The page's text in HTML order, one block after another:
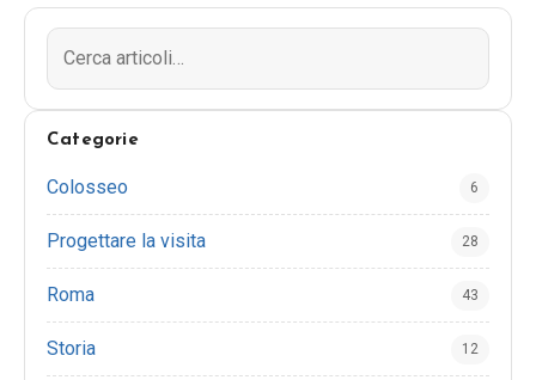
Categorie
Colosseo 6
Progettare la visita 28
Roma 43
Storia 12